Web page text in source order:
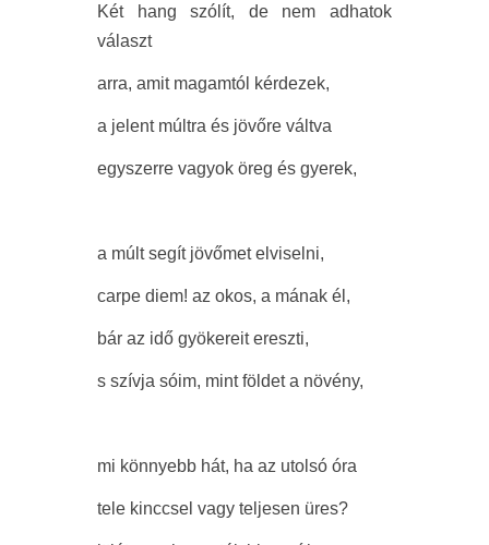
Két hang szólít, de nem adhatok
választ
arra, amit magamtól kérdezek,
a jelent múltra és jövőre váltva
egyszerre vagyok öreg és gyerek,
a múlt segít jövőmet elviselni,
carpe diem! az okos, a mának él,
bár az idő gyökereit ereszti,
s szívja sóim, mint földet a növény,
mi könnyebb hát, ha az utolsó óra
tele kinccsel vagy teljesen üres?